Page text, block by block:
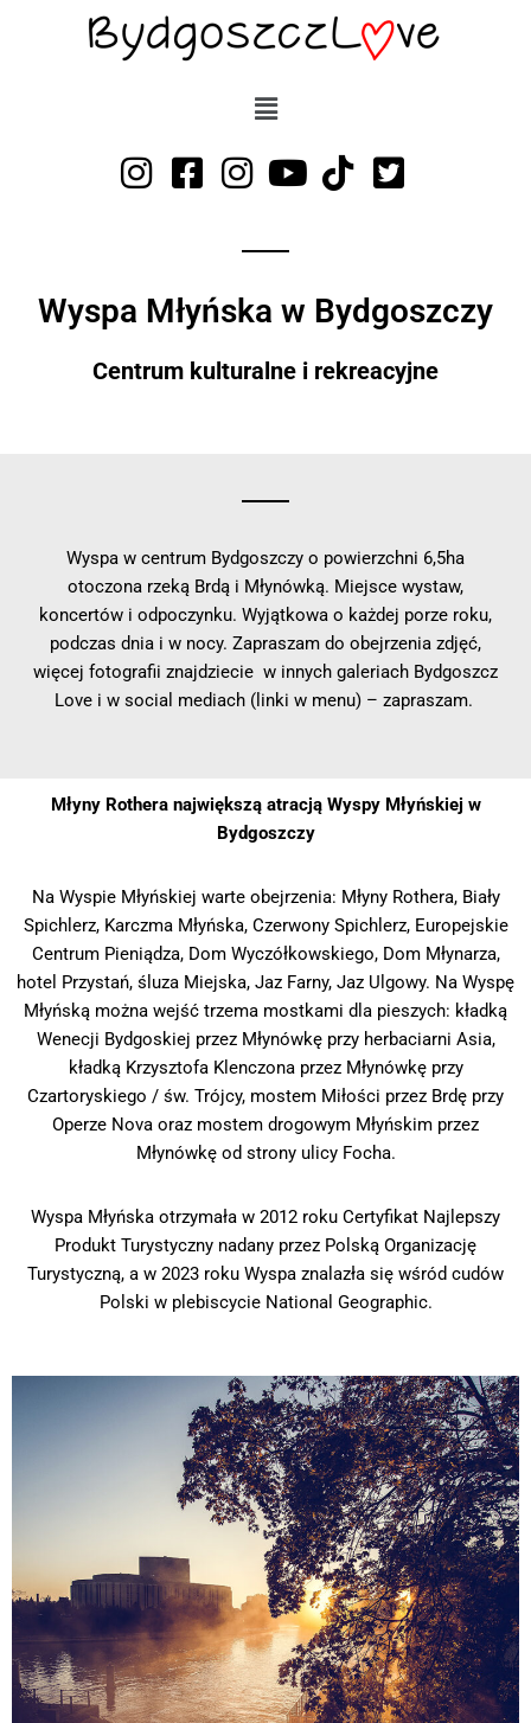
Wyspa Młyńska w Bydgoszczy
Centrum kulturalne i rekreacyjne
Wyspa w centrum Bydgoszczy o powierzchni 6,5ha
otoczona rzeką Brdą i Młynówką. Miejsce wystaw,
koncertów i odpoczynku. Wyjątkowa o każdej porze roku,
podczas dnia i w nocy. Zapraszam do obejrzenia zdjęć,
więcej fotografii znajdziecie w innych galeriach Bydgoszcz
Love i w social mediach (linki w menu) – zapraszam.
Młyny Rothera największą atracją Wyspy Młyńskiej w
Bydgoszczy
Na Wyspie Młyńskiej warte obejrzenia: Młyny Rothera, Biały
Spichlerz, Karczma Młyńska, Czerwony Spichlerz, Europejskie
Centrum Pieniądza, Dom Wyczółkowskiego, Dom Młynarza,
hotel Przystań, śluza Miejska, Jaz Farny, Jaz Ulgowy. Na Wyspę
Młyńską można wejść trzema mostkami dla pieszych: kładką
Wenecji Bydgoskiej przez Młynówkę przy herbaciarni Asia,
kładką Krzysztofa Klenczona przez Młynówkę przy
Czartoryskiego / św. Trójcy, mostem Miłości przez Brdę przy
Operze Nova oraz mostem drogowym Młyńskim przez
Młynówkę od strony ulicy Focha.
Wyspa Młyńska otrzymała w 2012 roku Certyfikat Najlepszy
Produkt Turystyczny nadany przez Polską Organizację
Turystyczną, a w 2023 roku Wyspa znalazła się wśród cudów
Polski w plebiscycie National Geographic.